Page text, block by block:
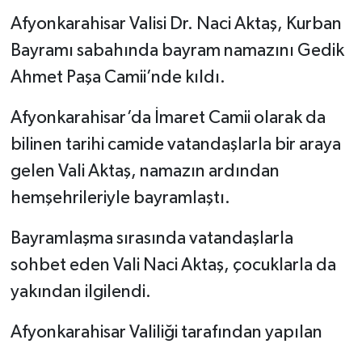
Afyonkarahisar Valisi Dr. Naci Aktaş, Kurban
Bayramı sabahında bayram namazını Gedik
Ahmet Paşa Camii’nde kıldı.
Afyonkarahisar’da İmaret Camii olarak da
bilinen tarihi camide vatandaşlarla bir araya
gelen Vali Aktaş, namazın ardından
hemşehrileriyle bayramlaştı.
Bayramlaşma sırasında vatandaşlarla
sohbet eden Vali Naci Aktaş, çocuklarla da
yakından ilgilendi.
Afyonkarahisar Valiliği tarafından yapılan